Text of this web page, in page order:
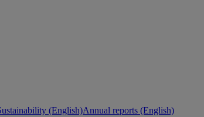
(English)Annual reports (English)